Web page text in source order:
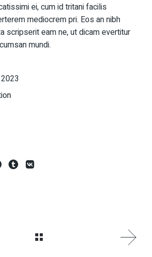
ei, cum id tritani facilis
mediocrem pri. Eos an nibh
scripserit eam ne, ut dicam evertitur
mundi.